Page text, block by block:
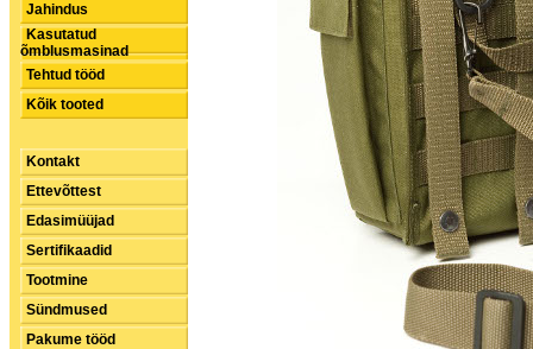
Jahindus
Kasutatud
õmblusmasinad
Tehtud tööd
Kõik tooted
Kontakt
Ettevõttest
Edasimüüjad
Sertifikaadid
Tootmine
Sündmused
Pakume tööd